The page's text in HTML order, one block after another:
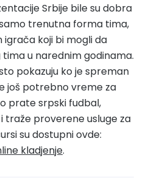
Srbije bile su dobra
trenutna forma tima,
koji bi mogli da
u narednim godinama.
pokazuju ko je spreman
još potrebno vreme za
prate srpski fudbal,
traže proverene usluge za
su dostupni ovde:
kladjenje.